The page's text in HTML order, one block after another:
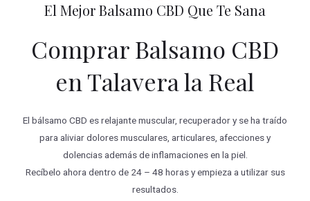
El Mejor Balsamo CBD Que Te Sana
Comprar Balsamo CBD
en Talavera la Real
El bálsamo CBD es relajante muscular, recuperador y se ha traído
para aliviar dolores musculares, articulares, afecciones y
dolencias además de inflamaciones en la piel.
Recíbelo ahora dentro de 24 – 48 horas y empieza a utilizar sus
resultados.